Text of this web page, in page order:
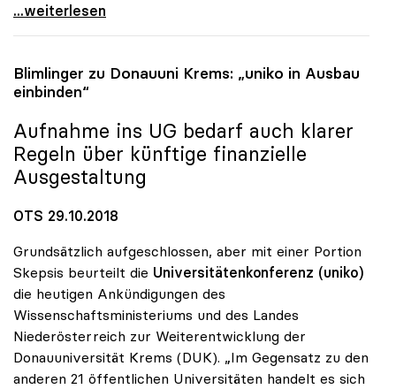
Donau-Uni: uniko gegen Aufnahme ins
...weiterlesen
Blimlinger zu Donauuni Krems: „uniko in Ausbau
einbinden“
Aufnahme ins UG bedarf auch klarer
Regeln über künftige finanzielle
Ausgestaltung
OTS 29.10.2018
Grundsätzlich aufgeschlossen, aber mit einer Portion
Skepsis beurteilt die Universitätenkonferenz (uniko)
die heutigen Ankündigungen des
Wissenschaftsministeriums und des Landes
Niederösterreich zur Weiterentwicklung der
Donauuniversität Krems (DUK). „Im Gegensatz zu den
anderen 21 öffentlichen Universitäten handelt es sich